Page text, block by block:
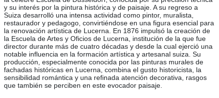
y su interés por la pintura histórica y de paisaje. A su regreso a
Suiza desarrolló una intensa actividad como pintor, muralista,
restaurador y pedagogo, convirtiéndose en una figura esencial para
la renovación artística de Lucerna. En 1876 impulsó la creación de
la Escuela de Artes y Oficios de Lucerna, institución de la que fue
director durante más de cuatro décadas y desde la cual ejerció una
notable influencia en la formación artística y artesanal suiza. Su
producción, especialmente conocida por las pinturas murales de
fachadas históricas en Lucerna, combina el gusto historicista, la
sensibilidad romántica y una refinada atención decorativa, rasgos
que también se perciben en este evocador paisaje.